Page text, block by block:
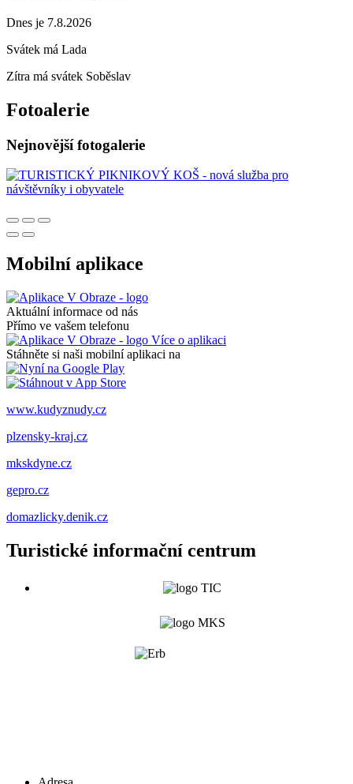
Dnes je 7.8.2026
Svátek má Lada
Zítra má svátek Soběslav
Fotoalerie
Nejnovější fotogalerie
Mobilní aplikace
Aktuální informace od nás
Přímo ve vašem telefonu
Více o aplikaci
Stáhněte si naši mobilní aplikaci na
www.kudyznudy.cz
plzensky-kraj.cz
mkskdyne.cz
gepro.cz
domazlicky.denik.cz
Turistické informační centrum